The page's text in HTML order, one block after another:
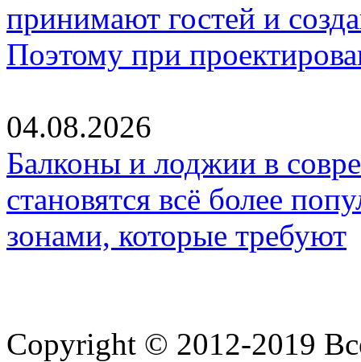
принимают гостей и
Поэтому при
04.08.2026
Балконы и лоджии в
становятся всё более
зонами, которые требуют
Copyright © 2012-2019